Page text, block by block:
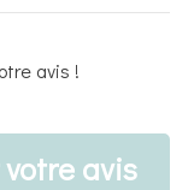
avis !
avis